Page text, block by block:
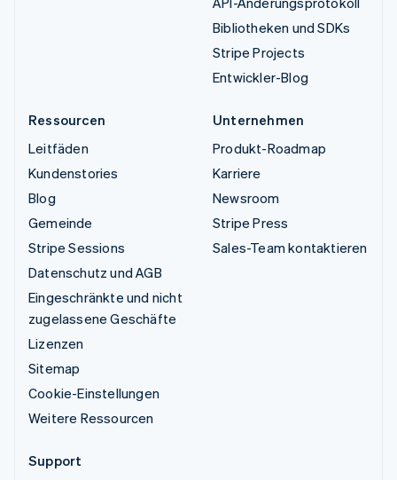
Bibliotheken und SDKs
Stripe Projects
Entwickler-Blog
Ressourcen
Leitfäden
Kundenstories
Blog
Gemeinde
Stripe Sessions
Datenschutz und AGB
Eingeschränkte und nicht
zugelassene Geschäfte
Lizenzen
Sitemap
Cookie-Einstellungen
Weitere Ressourcen
Unternehmen
Produkt-Roadmap
Karriere
Newsroom
Stripe Press
Sales-Team kontaktieren
Support